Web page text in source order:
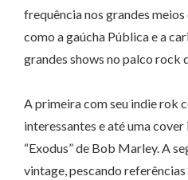
frequência nos grandes
como a gaúcha Pública e a
grandes shows no palco rock
A primeira com seu indie rok
interessantes e até uma
“Exodus” de Bob Marley. A
vintage, pescando